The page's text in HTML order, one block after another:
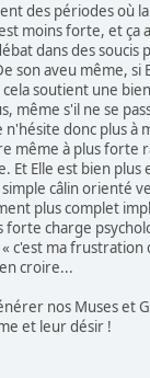
des périodes où
moins forte, et ça
dans des soucis
son aveu même, si
soutient une
même s'il ne se
n'hésite donc plus à
même à plus forte
Et Elle est bien plus
câlin orienté
plus complet
forte charge
c'est ma frustration
croire...
nos Muses et
et leur désir !